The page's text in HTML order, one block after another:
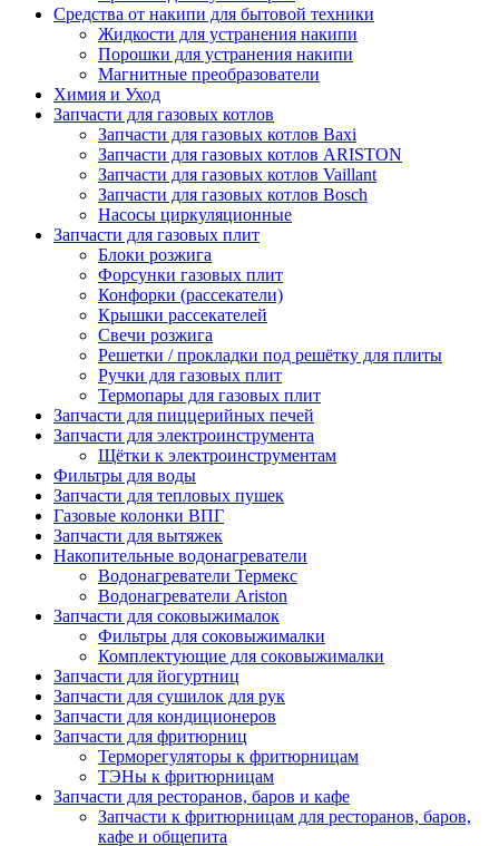
Средства от накипи для бытовой техники
Жидкости для устранения накипи
Порошки для устранения накипи
Магнитные преобразователи
Химия и Уход
Запчасти для газовых котлов
Запчасти для газовых котлов Baxi
Запчасти для газовых котлов ARISTON
Запчасти для газовых котлов Vaillant
Запчасти для газовых котлов Bosch
Насосы циркуляционные
Запчасти для газовых плит
Блоки розжига
Форсунки газовых плит
Конфорки (рассекатели)
Крышки рассекателей
Свечи розжига
Решетки / прокладки под решётку для плиты
Ручки для газовых плит
Термопары для газовых плит
Запчасти для пиццерийных печей
Запчасти для электроинструмента
Щётки к электроинструментам
Фильтры для воды
Запчасти для тепловых пушек
Газовые колонки ВПГ
Запчасти для вытяжек
Накопительные водонагреватели
Водонагреватели Термекс
Водонагреватели Ariston
Запчасти для соковыжималок
Фильтры для соковыжималки
Комплектующие для соковыжималки
Запчасти для йогуртниц
Запчасти для сушилок для рук
Запчасти для кондиционеров
Запчасти для фритюрниц
Терморегуляторы к фритюрницам
ТЭНы к фритюрницам
Запчасти для ресторанов, баров и кафе
Запчасти к фритюрницам для ресторанов, баров,
кафе и общепита